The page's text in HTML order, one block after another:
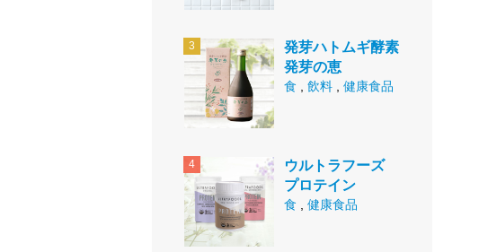
発芽ハトムギ酵素
発芽の恵
食 飲料 健康食品
ウルトラフーズ
プロテイン
食 健康食品